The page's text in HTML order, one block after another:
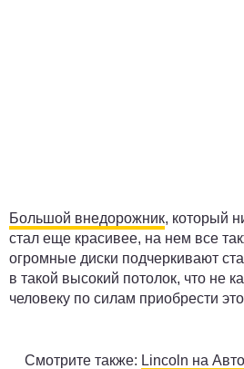
Большой внедорожник, который
стал еще красивее, на нем все
огромные диски подчеркивают
в такой высокий потолок, что не
человеку по силам приобрести
Смотрите также: Lincoln на